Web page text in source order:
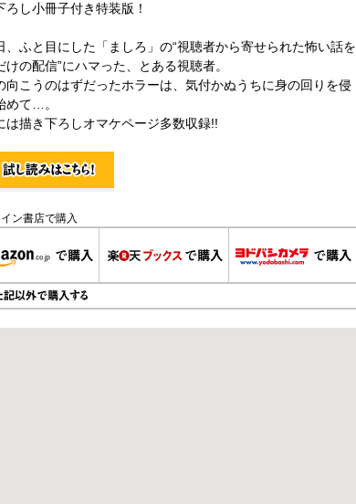
ろし小冊子付き特装版！
、ふと目にした「ましろ」の“視聴者から寄せられた怖い話を
けの配信”にハマった、とある視聴者。
向こうのはずだったホラーは、気付かぬうちに身の回りを侵
めて…。
は描き下ろしオマケページ多数収録!!
ン書店で購入